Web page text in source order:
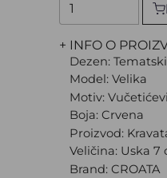
+ INFO O
Dezen: Tematski
Model: Velika
Motiv:
Boja: Crvena
Proizvod:
Veličina: Uska 7
Brand: CROATA